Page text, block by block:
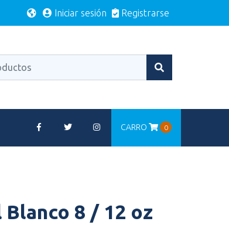
Iniciar sesión Registrarse
CARRO 0
8 / 12 oz